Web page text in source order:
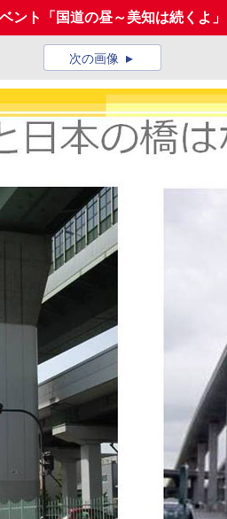
ント「国道の昼～美知は続くよ
次の画像